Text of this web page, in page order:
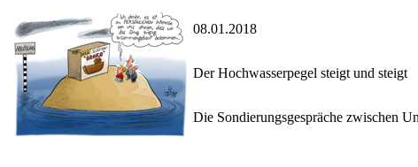
08.01.2018
Der Hochwasserpegel steigt und steigt
Die Sondierungsgespräche zwischen